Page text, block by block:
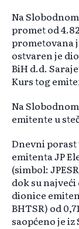
Na
promet od
prometovana
ostvaren je
BiH d.d.
Kurs tog
Na
emitente u
Dnevni
emitenta JP
(simbol:
dok su
dionice
BHTSR) od
saopćeno je iz